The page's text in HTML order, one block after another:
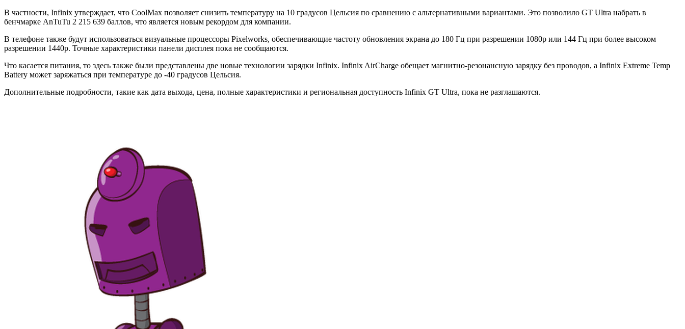
В частности, Infinix утверждает, что CoolMax позволяет снизить температуру на 10 градусов Цельсия по сравнению с альтернативными вариантами. Это позволило GT Ultra набрать в
бенчмарке AnTuTu 2 215 639 баллов, что является новым рекордом для компании.
В телефоне также будут использоваться визуальные процессоры Pixelworks, обеспечивающие частоту обновления экрана до 180 Гц при разрешении 1080p или 144 Гц при более высоком
разрешении 1440p. Точные характеристики панели дисплея пока не сообщаются.
Что касается питания, то здесь также были представлены две новые технологии зарядки Infinix. Infinix AirCharge обещает магнитно-резонансную зарядку без проводов, а Infinix Extreme Temp
Battery может заряжаться при температуре до -40 градусов Цельсия.
Дополнительные подробности, такие как дата выхода, цена, полные характеристики и региональная доступность Infinix GT Ultra, пока не разглашаются.